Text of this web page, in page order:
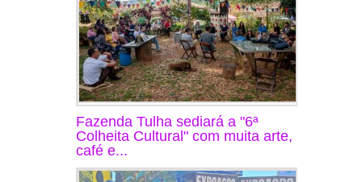
Fazenda Tulha sediará a "6ª
Colheita Cultural" com muita arte,
café e...